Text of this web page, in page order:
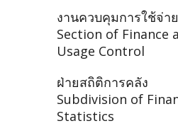
งานควบคุมการใช้จ่า
Section of Finance
Usage Control
ฝ่ายสถิติการคลัง
Subdivision of
Statistics